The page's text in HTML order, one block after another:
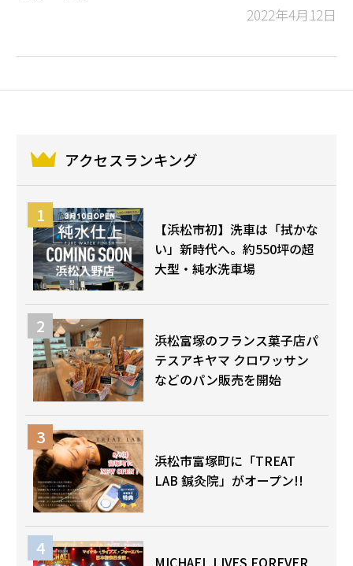
2022年4月12日
アクセスランキング
【浜松市初】洗車は「拭かな
い」新時代へ。約550坪の超
大型・純水洗車場
浜松富塚のフランス菓子店パ
テスアキヤマ クロワッサン
などのパン販売を開始
浜松市富塚町に「TREAT
LAB 鍼灸院」がオープン!!
MICHAEL LIVES FOREVER